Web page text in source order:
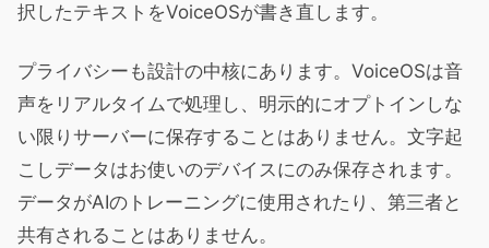
択したテキストをVoiceOSが書き直します。
プライバシーも設計の中核にあります。VoiceOSは音
声をリアルタイムで処理し、明示的にオプトインしな
い限りサーバーに保存することはありません。文字起
こしデータはお使いのデバイスにのみ保存されます。
データがAIのトレーニングに使用されたり、第三者と
共有されることはありません。